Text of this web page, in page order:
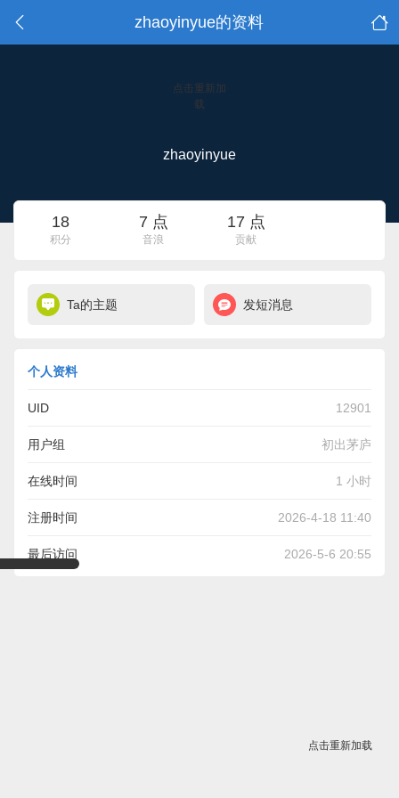
zhaoyinyue的资料
点击重新加
载
zhaoyinyue
18
积分
7 点
音浪
17 点
贡献
Ta的主题 发短消息
个人资料
UID 12901
用户组 初出茅庐
在线时间 1 小时
注册时间 2026-4-18 11:40
最后访问 2026-5-6 20:55
点击重新加载